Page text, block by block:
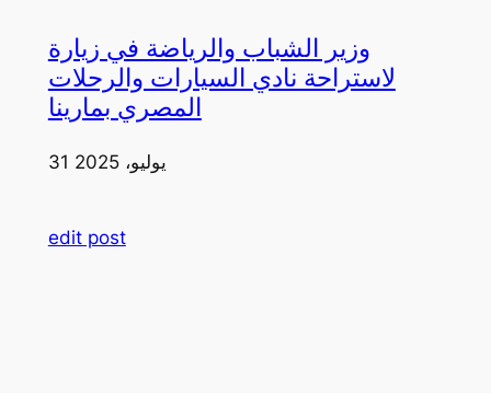
وزير الشباب والرياضة في زيارة
لاستراحة نادي السيارات والرحلات
المصري بمارينا
31 يوليو، 2025
edit post